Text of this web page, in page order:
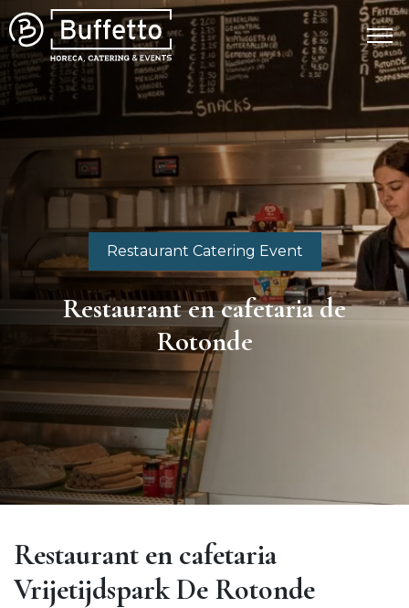
Restaurant Catering Event
Restaurant en cafetaria de
Rotonde
Restaurant en cafetaria
Vrijetijdspark De Rotonde